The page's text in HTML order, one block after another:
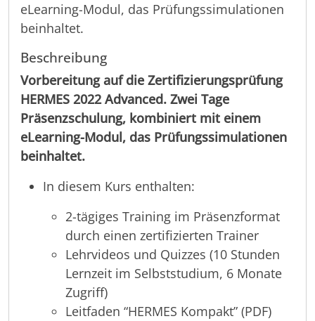
eLearning-Modul, das Prüfungssimulationen
beinhaltet.
Beschreibung
Vorbereitung auf die Zertifizierungsprüfung
HERMES 2022 Advanced. Zwei Tage
Präsenzschulung, kombiniert mit einem
eLearning-Modul, das Prüfungssimulationen
beinhaltet.
In diesem Kurs enthalten:
2-tägiges Training im Präsenzformat
durch einen zertifizierten Trainer
Lehrvideos und Quizzes (10 Stunden
Lernzeit im Selbststudium, 6 Monate
Zugriff)
Leitfaden “HERMES Kompakt” (PDF)